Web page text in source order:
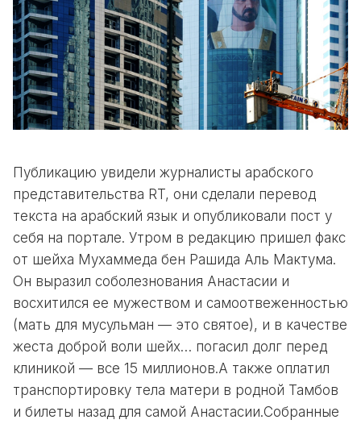
Публикацию увидели журналисты арабского
представительства RT, они сделали перевод
текста на арабский язык и опубликовали пост у
себя на портале. Утром в редакцию пришел факс
от шейха Мухаммеда бен Рашида Аль Мактума.
Он выразил соболезнования Анастасии и
восхитился ее мужеством и самоотвеженностью
(мать для мусульман — это святое), и в качестве
жеста доброй воли шейх… погасил долг перед
клиникой — все 15 миллионов.А также оплатил
транспортировку тела матери в родной Тамбов
и билеты назад для самой Анастасии.Собранные